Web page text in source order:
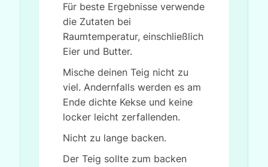
Für beste Ergebnisse verwende
die Zutaten bei
Raumtemperatur, einschließlich
Eier und Butter.
Mische deinen Teig nicht zu
viel. Andernfalls werden es am
Ende dichte Kekse und keine
locker leicht zerfallenden.
Nicht zu lange backen.
Der Teig sollte zum backen